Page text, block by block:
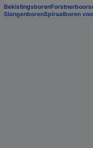
Bekistingsboren
SlangenborenSpiraalboren